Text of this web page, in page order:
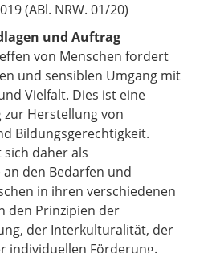
(ABl. NRW. 01/20)
und Auftrag
von Menschen fordert
und sensiblen Umgang mit
Vielfalt. Dies ist eine
Herstellung von
Bildungsgerechtigkeit.
daher als
den Bedarfen und
in ihren verschiedenen
den Prinzipien der
der Interkulturalität, der
individuellen Förderung.